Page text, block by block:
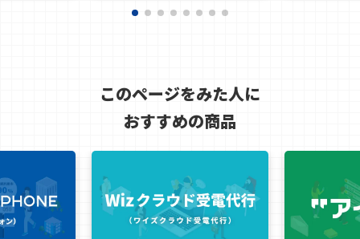
このページをみた人に
おすすめの商品